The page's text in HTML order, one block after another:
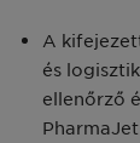
A
és
ellenőrző